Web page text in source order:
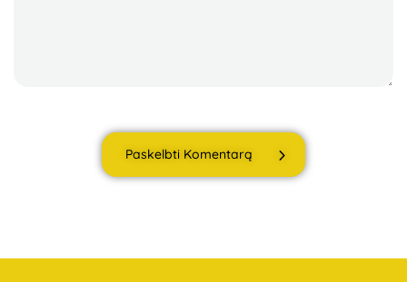
Paskelbti Komentarą